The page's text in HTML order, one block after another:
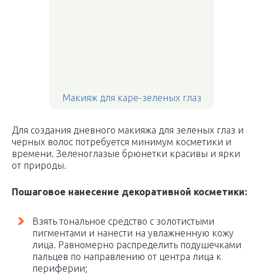
Макияж для каре-зеленых глаз
Для создания дневного макияжа для зеленых глаз и
черных волос потребуется минимум косметики и
времени. Зеленоглазые брюнетки красивы и ярки
от природы.
Пошаговое нанесение декоративной косметики:
Взять тональное средство с золотистыми
пигментами и нанести на увлажненную кожу
лица. Равномерно распределить подушечками
пальцев по направлению от центра лица к
периферии;